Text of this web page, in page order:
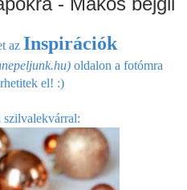
az Inspirációk
oldalon a fotómra
hetitek el! :)